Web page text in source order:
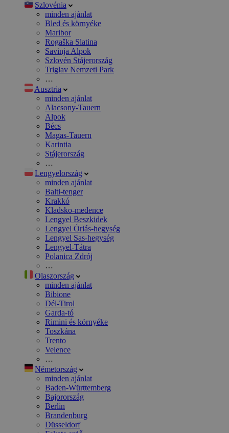
Szlovénia
minden ajánlat
Bled és környéke
Maribor
Rogaška Slatina
Savinja Alpok
Szlovén Stájerország
Triglav Nemzeti Park
…
Ausztria
minden ajánlat
Alacsony-Tauern
Alpok
Bécs
Magas-Tauern
Karintia
Stájerország
…
Lengyelország
minden ajánlat
Balti-tenger
Krakkó
Kladsko-medence
Lengyel Beszkidek
Lengyel Óriás-hegység
Lengyel Sas-hegység
Lengyel-Tátra
Polanica Zdrój
…
Olaszország
minden ajánlat
Bibione
Dél-Tirol
Garda-tó
Rimini és környéke
Toszkána
Trento
Velence
…
Németország
minden ajánlat
Baden-Württemberg
Bajorország
Berlin
Brandenburg
Düsseldorf